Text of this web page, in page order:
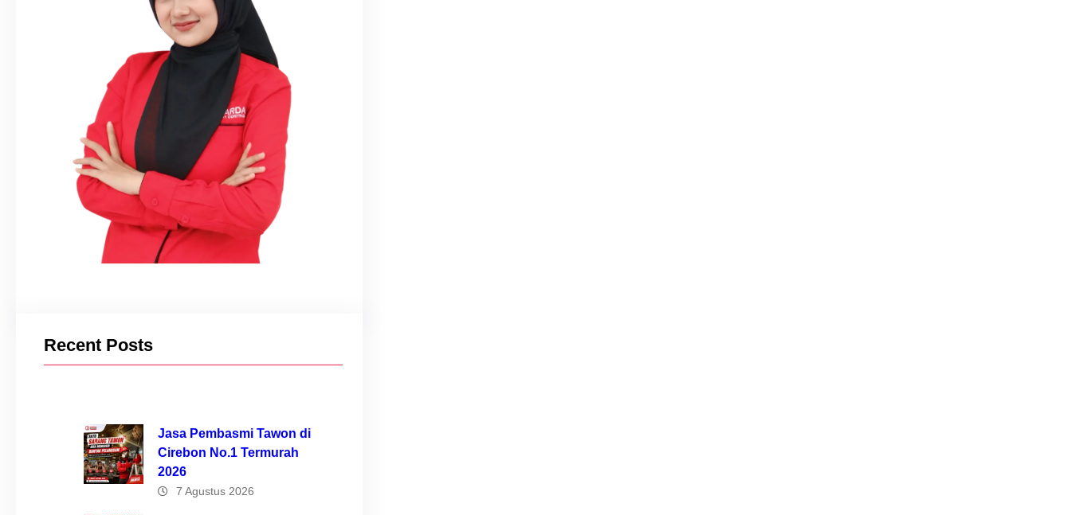
Recent Posts
Jasa Pembasmi Tawon di
Cirebon No.1 Termurah
2026
7 Agustus 2026